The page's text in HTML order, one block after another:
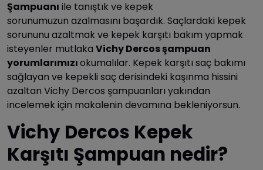
Şampuanı ile tanıştık ve kepek
sorunumuzun azalmasını başardık. Saçlardaki kepek
sorununu azaltmak ve kepek karşıtı bakım yapmak
isteyenler mutlaka Vichy Dercos şampuan
yorumlarımızıokumalılar. Kepek karşıtı saç bakımı
sağlayan ve kepekli saç derisindeki kaşınma hissini
azaltan Vichy Dercos şampuanları yakından
incelemek için makalenin devamına bekleniyorsun.
Vichy Dercos Kepek
Karşıtı Şampuan nedir?